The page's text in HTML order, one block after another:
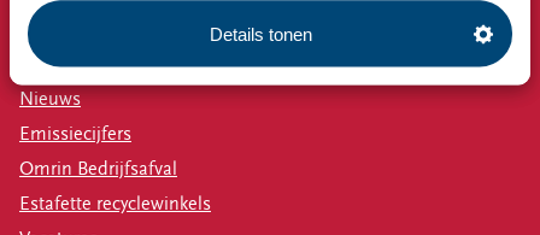
Details tonen
Afval aanmelden
Bekijk ook
Nieuws
Emissiecijfers
Omrin Bedrijfsafval
Estafette recyclewinkels